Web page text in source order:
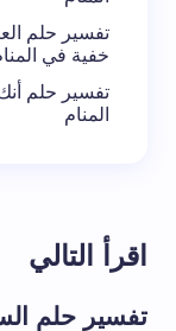
تفسير حلم
خفية في
تفسير حلم
المنام
اقرأ التالي
تفسير حلم